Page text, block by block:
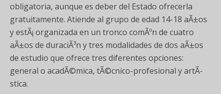
obligatoria, aunque es deber del Estado ofrecerla
gratuitamente. Atiende al grupo de edad 14-18 aÃ±os
y estÃ¡ organizada en un tronco comÃºn de cuatro
aÃ±os de duraciÃ³n y tres modalidades de dos aÃ±os
de estudio que ofrece tres diferentes opciones:
general o acadÃ©mica, tÃ©cnico-profesional y artÃ­
stica.